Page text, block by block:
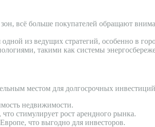
всё больше покупателей обращают
из ведущих стратегий, особенно в
такими как системы
местом для долгосрочных
недвижимости.
стимулирует рост арендного рынка.
что выгодно для инвесторов.